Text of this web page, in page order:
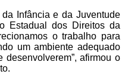
Infância e da Juventude
Estadual dos Direitos da
o trabalho para
um ambiente adequado
afirmou o